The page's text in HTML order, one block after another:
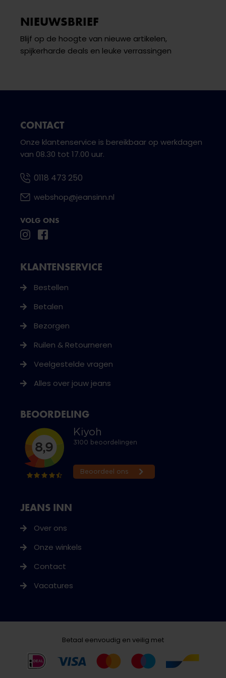
NIEUWSBRIEF
Blijf op de hoogte van nieuwe artikelen,
spijkerharde deals en leuke verrassingen
CONTACT
Onze klantenservice is bereikbaar op werkdagen
van 08.30 tot 17.00 uur.
0118 473 250
webshop@jeansinn.nl
VOLG ONS
JEANS INN
Over ons
Onze winkels
Contact
Vacatures
KLANTENSERVICE
Bestellen
Betalen
Bezorgen
Ruilen & Retourneren
Veelgestelde vragen
Alles over jouw jeans
BEOORDELING
Betaal eenvoudig en veilig met